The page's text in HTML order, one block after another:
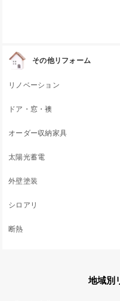
その他リフォーム
リノベーション
ドア・窓・襖
オーダー収納家具
太陽光蓄電
外壁塗装
シロアリ
断熱
地域別